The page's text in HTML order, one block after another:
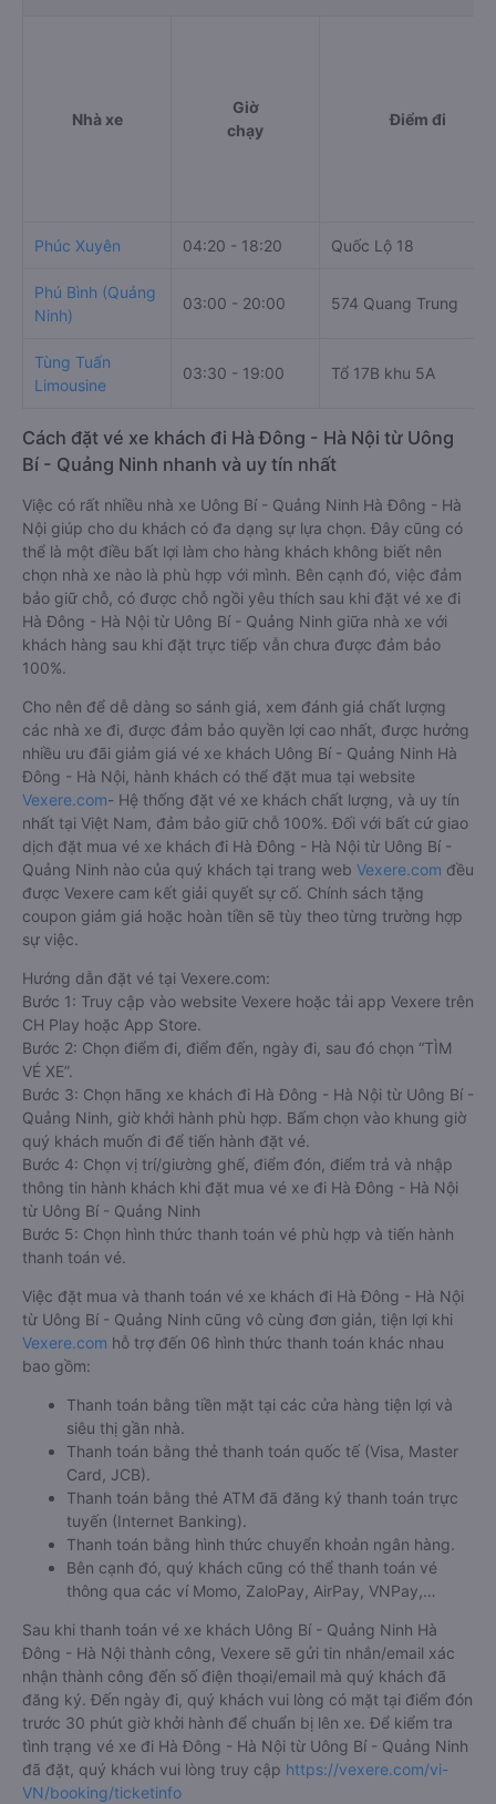
Nhà xe
Giờ
chạy
Điểm đi
Phúc Xuyên 04:20 - 18:20 Quốc Lộ 18
Phú Bình (Quảng
Ninh)
03:00 - 20:00 574 Quang Trung
Tùng Tuấn
Limousine
03:30 - 19:00 Tổ 17B khu 5A
Cách đặt vé xe khách đi Hà Đông - Hà Nội từ Uông
Bí - Quảng Ninh nhanh và uy tín nhất
Việc có rất nhiều nhà xe Uông Bí - Quảng Ninh Hà Đông - Hà
Nội giúp cho du khách có đa dạng sự lựa chọn. Đây cũng có
thể là một điều bất lợi làm cho hàng khách không biết nên
chọn nhà xe nào là phù hợp với mình. Bên cạnh đó, việc đảm
bảo giữ chỗ, có được chỗ ngồi yêu thích sau khi đặt vé xe đi
Hà Đông - Hà Nội từ Uông Bí - Quảng Ninh giữa nhà xe với
khách hàng sau khi đặt trực tiếp vẫn chưa được đảm bảo
100%.
Cho nên để dễ dàng so sánh giá, xem đánh giá chất lượng
các nhà xe đi, được đảm bảo quyền lợi cao nhất, được hưởng
nhiều ưu đãi giảm giá vé xe khách Uông Bí - Quảng Ninh Hà
Đông - Hà Nội, hành khách có thể đặt mua tại website
Vexere.com- Hệ thống đặt vé xe khách chất lượng, và uy tín
nhất tại Việt Nam, đảm bảo giữ chỗ 100%. Đối với bất cứ giao
dịch đặt mua vé xe khách đi Hà Đông - Hà Nội từ Uông Bí -
Quảng Ninh nào của quý khách tại trang web Vexere.com đều
được Vexere cam kết giải quyết sự cố. Chính sách tặng
coupon giảm giá hoặc hoàn tiền sẽ tùy theo từng trường hợp
sự việc.
Hướng dẫn đặt vé tại Vexere.com:
Bước 1: Truy cập vào website Vexere hoặc tải app Vexere trên
CH Play hoặc App Store.
Bước 2: Chọn điểm đi, điểm đến, ngày đi, sau đó chọn “TÌM
VÉ XE”.
Bước 3: Chọn hãng xe khách đi Hà Đông - Hà Nội từ Uông Bí -
Quảng Ninh, giờ khởi hành phù hợp. Bấm chọn vào khung giờ
quý khách muốn đi để tiến hành đặt vé.
Bước 4: Chọn vị trí/giường ghế, điểm đón, điểm trả và nhập
thông tin hành khách khi đặt mua vé xe đi Hà Đông - Hà Nội
từ Uông Bí - Quảng Ninh
Bước 5: Chọn hình thức thanh toán vé phù hợp và tiến hành
thanh toán vé.
Việc đặt mua và thanh toán vé xe khách đi Hà Đông - Hà Nội
từ Uông Bí - Quảng Ninh cũng vô cùng đơn giản, tiện lợi khi
Vexere.com hỗ trợ đến 06 hình thức thanh toán khác nhau
bao gồm:
Thanh toán bằng tiền mặt tại các cửa hàng tiện lợi và
siêu thị gần nhà.
Thanh toán bằng thẻ thanh toán quốc tế (Visa, Master
Card, JCB).
Thanh toán bằng thẻ ATM đã đăng ký thanh toán trực
tuyến (Internet Banking).
Thanh toán bằng hình thức chuyển khoản ngân hàng.
Bên cạnh đó, quý khách cũng có thể thanh toán vé
thông qua các ví Momo, ZaloPay, AirPay, VNPay,…
Sau khi thanh toán vé xe khách Uông Bí - Quảng Ninh Hà
Đông - Hà Nội thành công, Vexere sẽ gửi tin nhắn/email xác
nhận thành công đến số điện thoại/email mà quý khách đã
đăng ký. Đến ngày đi, quý khách vui lòng có mặt tại điểm đón
trước 30 phút giờ khởi hành để chuẩn bị lên xe. Để kiểm tra
tình trạng vé xe đi Hà Đông - Hà Nội từ Uông Bí - Quảng Ninh
đã đặt, quý khách vui lòng truy cập https://vexere.com/vi-
VN/booking/ticketinfo